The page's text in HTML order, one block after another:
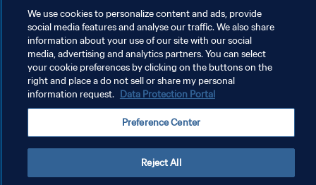
COOKIE-EINSTELLUNGEN VERWALTEN
We use cookies to personalize content and ads, provide
social media features and analyse our traffic. We also share
information about your use of our site with our social
media, advertising and analytics partners. You can select
your cookie preferences by clicking on the buttons on the
right and place a do not sell or share my personal
information request. Data Protection Portal
Preference Center
Reject All